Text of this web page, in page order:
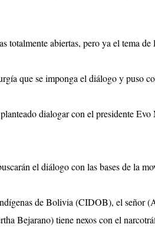
abiertas, pero ya el tema
que se imponga el diálogo y puso
dialogar con el presidente
el diálogo con las bases de la
de Bolivia (CIDOB), el señor
Bejarano) tiene nexos con el